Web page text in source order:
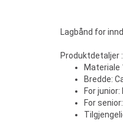
Lagbånd for
Produktdetaljer :
Materiale
Bredde:
For
For